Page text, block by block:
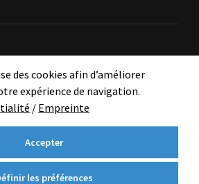
des cookies afin d’améliorer
expérience de navigation.
/ Empreinte
Accepter
les préférences